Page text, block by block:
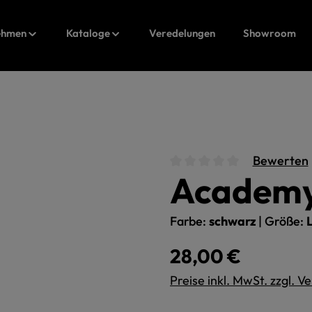
Kataloge Veredelungen Showroom
Durchschnittliche
Bewerten
Farbe: schwarz | Größe:
Regulärer Preis:
28,00 €
Preise inkl. MwSt. zzgl.